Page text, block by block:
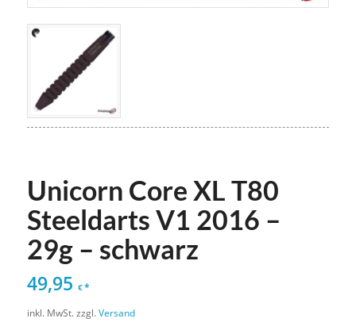
Unicorn Core XL T80
Steeldarts V1 2016 –
29g – schwarz
49,95 €*
inkl. MwSt. zzgl.Versand